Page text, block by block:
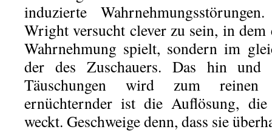
induzierte
Wright versucht clever zu sein, in
Wahrnehmung spielt, sondern im
der des Zuschauers. Das hin
Täuschungen wird zum reinen
ernüchternder ist die Auflösung,
weckt. Geschweige denn, dass sie